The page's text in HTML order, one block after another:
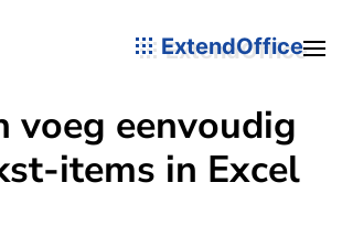
ExtendOffice
voeg eenvoudig
items in Excel